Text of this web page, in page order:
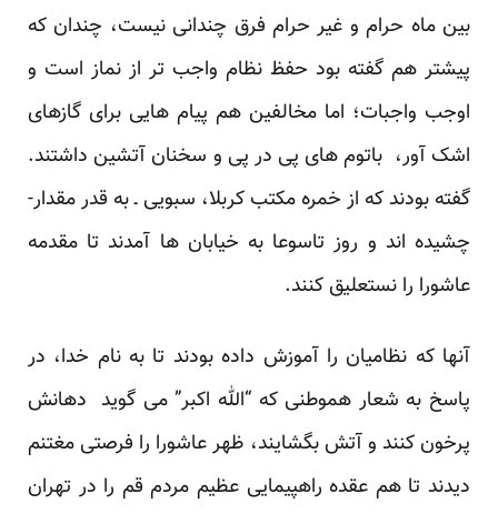
بین ماه حرام و غیر حرام فرق چندانی نیست، چندان که
پیشتر هم گفته بود حفظ نظام واجب تر از نماز است و
اوجب واجبات؛ اما مخالفین هم پیام هایی برای گازهای
اشک آور، باتوم های پی در پی و سخنان آتشین داشتند.
گفته بودند که از خمره مکتب کربلا، سبویی ـ به قدر مقدار-
چشیده اند و روز تاسوعا به خیابان ها آمدند تا مقدمه
عاشورا را نستعلیق کنند.
آنها که نظامیان را آموزش داده بودند تا به نام خدا، در
پاسخ به شعار هموطنی که “الله اکبر” می گوید دهانش
پرخون کنند و آتش بگشایند، ظهر عاشورا را فرصتی مغتنم
دیدند تا هم عقده راهپیمایی عظیم مردم قم را در تهران